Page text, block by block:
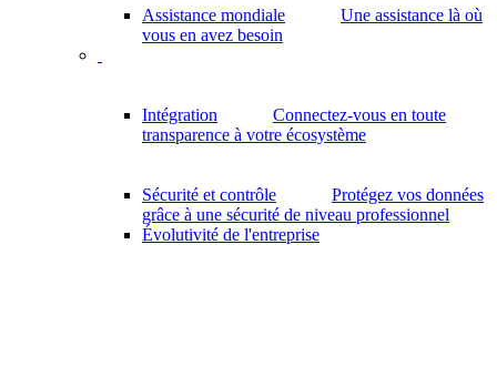
Assistance mondiale
Une assistance là où
vous en avez besoin
Intégration
Connectez-vous en toute
transparence à votre écosystème
Sécurité et contrôle
Protégez vos données
grâce à une sécurité de niveau professionnel
Évolutivité de l'entreprise